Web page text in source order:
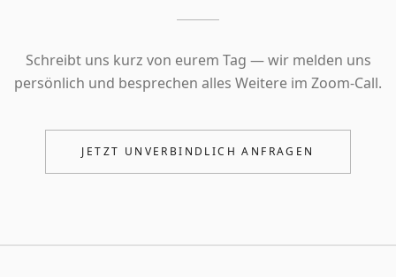
Schreibt uns kurz von eurem Tag — wir melden uns
persönlich und besprechen alles Weitere im Zoom-Call.
JETZT UNVERBINDLICH ANFRAGEN